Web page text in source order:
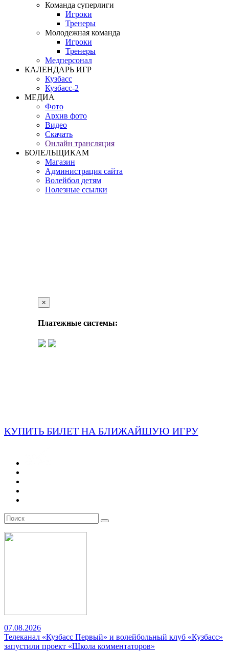
Команда суперлиги
Игроки
Тренеры
Молодежная команда
Игроки
Тренеры
Медперсонал
КАЛЕНДАРЬ ИГР
Кузбасс
Кузбасс-2
МЕДИА
Фото
Архив фото
Видео
Скачать
Онлайн трансляция
БОЛЕЛЬЩИКАМ
Магазин
Администрация сайта
Волейбол детям
Полезные ссылки
×
Платежные системы:
КУПИТЬ БИЛЕТ НА БЛИЖАЙШУЮ ИГРУ
07.08.2026
Телеканал «Кузбасс Первый» и волейбольный клуб «Кузбасс»
запустили проект «Школа комментаторов»